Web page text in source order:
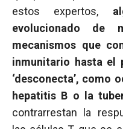
estos expertos,
evolucionado de
mecanismos que
inmunitario hasta el
‘desconecta’, como
hepatitis B o la
contrarrestan la